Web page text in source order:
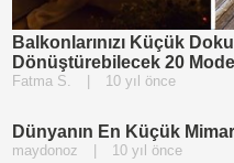
Balkonlarınızı Küçük
Dönüştürebilecek 20 Model
Fatma S. 10 yıl önce
Dünyanın En Küçük
maydonoz 10 yıl önce